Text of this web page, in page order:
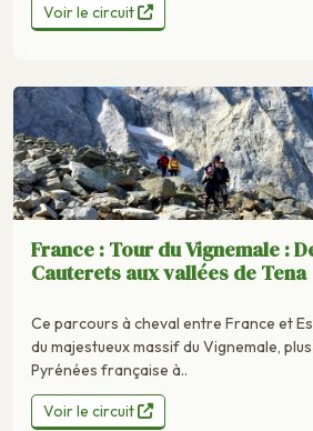
Voir le circuit
France : Tour du Vignemale :
Cauterets aux vallées de Tena
Ce parcours à cheval entre France et
du majestueux massif du Vignemale,
Pyrénées française à..
Voir le circuit